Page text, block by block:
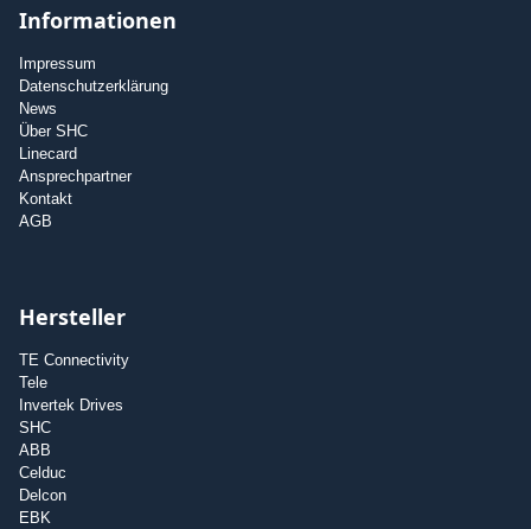
Informationen
Impressum
Datenschutzerklärung
News
Über SHC
Linecard
Ansprechpartner
Kontakt
AGB
Hersteller
TE Connectivity
Tele
Invertek Drives
SHC
ABB
Celduc
Delcon
EBK